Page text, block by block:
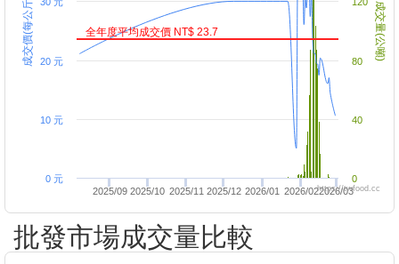
成交價(每公斤) 成交量(公噸)
2025/09 2025/10 2025/11 2025/12 2026/01 2026/022026/03
0 元
10 元
20 元
0
40
80
https://twfood.cc
全年度平均成交價 NT$ 23.7
批發市場成交量比較